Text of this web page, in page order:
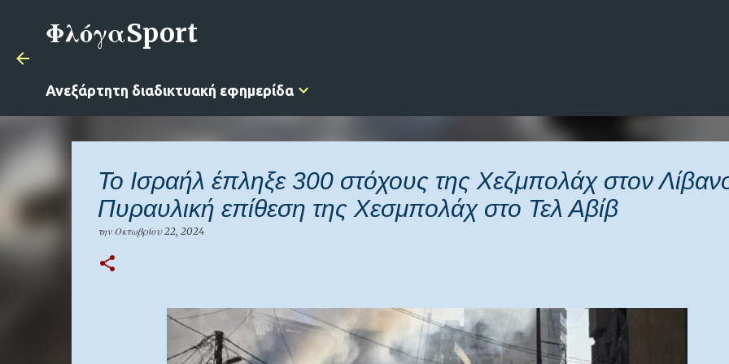
ΦλόγαSport
Ανεξάρτητη διαδικτυακή εφημερίδα
Το Ισραήλ έπληξε 300 στόχους της Χεζμπολάχ στον
Πυραυλική επίθεση της Χεσμπολάχ στο Τελ Αβίβ
την Οκτωβρίου 22, 2024